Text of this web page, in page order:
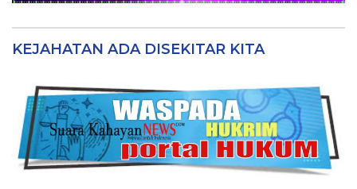
KEJAHATAN ADA DISEKITAR KITA